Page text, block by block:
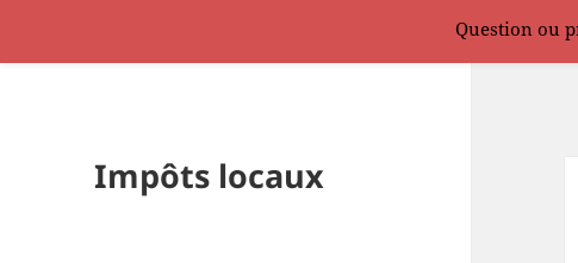
Impôts locaux
Question ou